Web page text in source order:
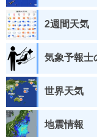
2週間天気
気象予報士
世界天気
地震情報